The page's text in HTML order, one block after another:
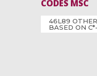
CODES MSC
46L89
BASED ON